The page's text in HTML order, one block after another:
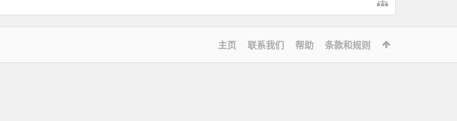
主页 联系我们 帮助 条款和规则